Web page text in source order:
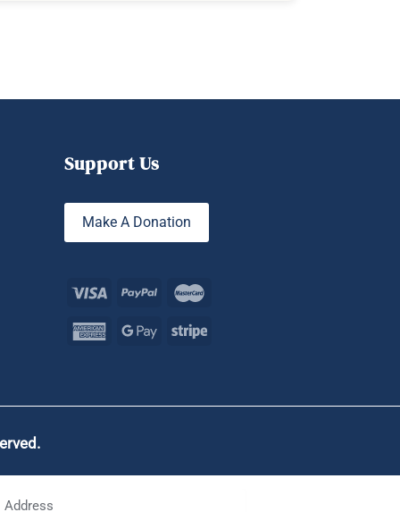
Support Us
Make A Donation